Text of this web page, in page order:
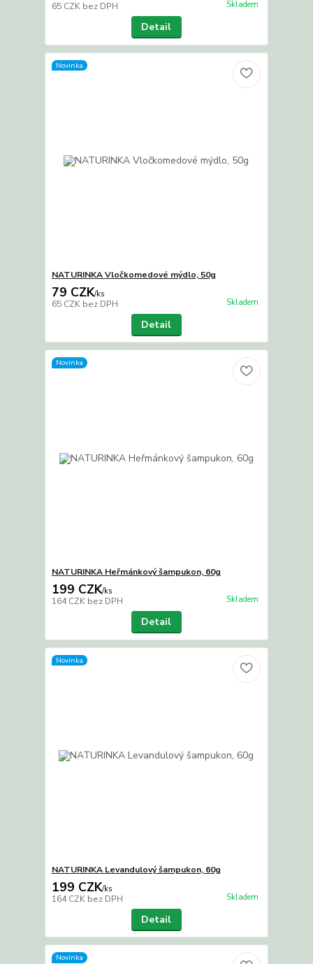
65 CZK bez DPH Skladem
Detail
Novinka
NATURINKA Vločkomedové mýdlo, 50g
79 CZK/ks
65 CZK bez DPH Skladem
Detail
Novinka
NATURINKA Heřmánkový šampukon, 60g
199 CZK/ks
164 CZK bez DPH Skladem
Detail
Novinka
NATURINKA Levandulový šampukon, 60g
199 CZK/ks
164 CZK bez DPH Skladem
Detail
Novinka